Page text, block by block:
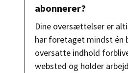
abonnerer?
Dine oversættelser er
har foretaget mindst én
oversatte indhold
websted og holder